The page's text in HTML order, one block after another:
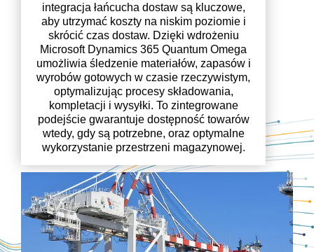
integracja łańcucha dostaw są kluczowe,
aby utrzymać koszty na niskim poziomie i
skrócić czas dostaw. Dzięki wdrożeniu
Microsoft Dynamics 365 Quantum Omega
umożliwia śledzenie materiałów, zapasów i
wyrobów gotowych w czasie rzeczywistym,
optymalizując procesy składowania,
kompletacji i wysyłki. To zintegrowane
podejście gwarantuje dostępność towarów
wtedy, gdy są potrzebne, oraz optymalne
wykorzystanie przestrzeni magazynowej.